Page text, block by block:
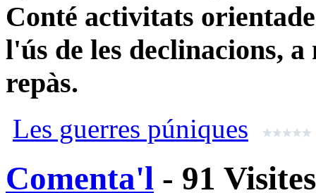
Conté activitats
l'ús de les declinacions,
repàs.
Les guerres púniques
Comenta'l - 91